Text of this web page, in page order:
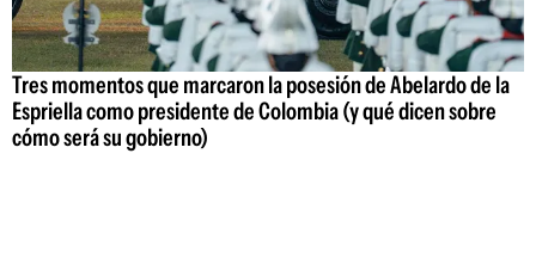
Tres momentos que marcaron la posesión de Abelardo de la
Espriella como presidente de Colombia (y qué dicen sobre
cómo será su gobierno)